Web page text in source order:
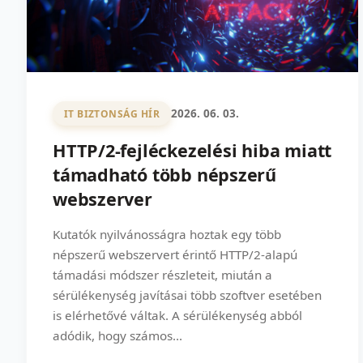
IT BIZTONSÁG HÍR 2026. 06. 03.
HTTP/2-fejléckezelési hiba miatt
támadható több népszerű
webszerver
Kutatók nyilvánosságra hoztak egy több
népszerű webszervert érintő HTTP/2-alapú
támadási módszer részleteit, miután a
sérülékenység javításai több szoftver esetében
is elérhetővé váltak. A sérülékenység abból
adódik, hogy számos...